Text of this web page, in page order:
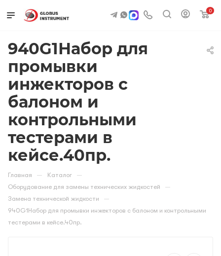
0
940G1Набор для
промывки
инжекторов с
балоном и
контрольными
тестерами в
кейсе.40пр.
Главная — Каталог —
Оборудование для замены технических жидкостей —
Замена технической жидкости —
940G1Набор для промывки инжекторов с балоном и контрольными
тестерами в кейсе.40пр.